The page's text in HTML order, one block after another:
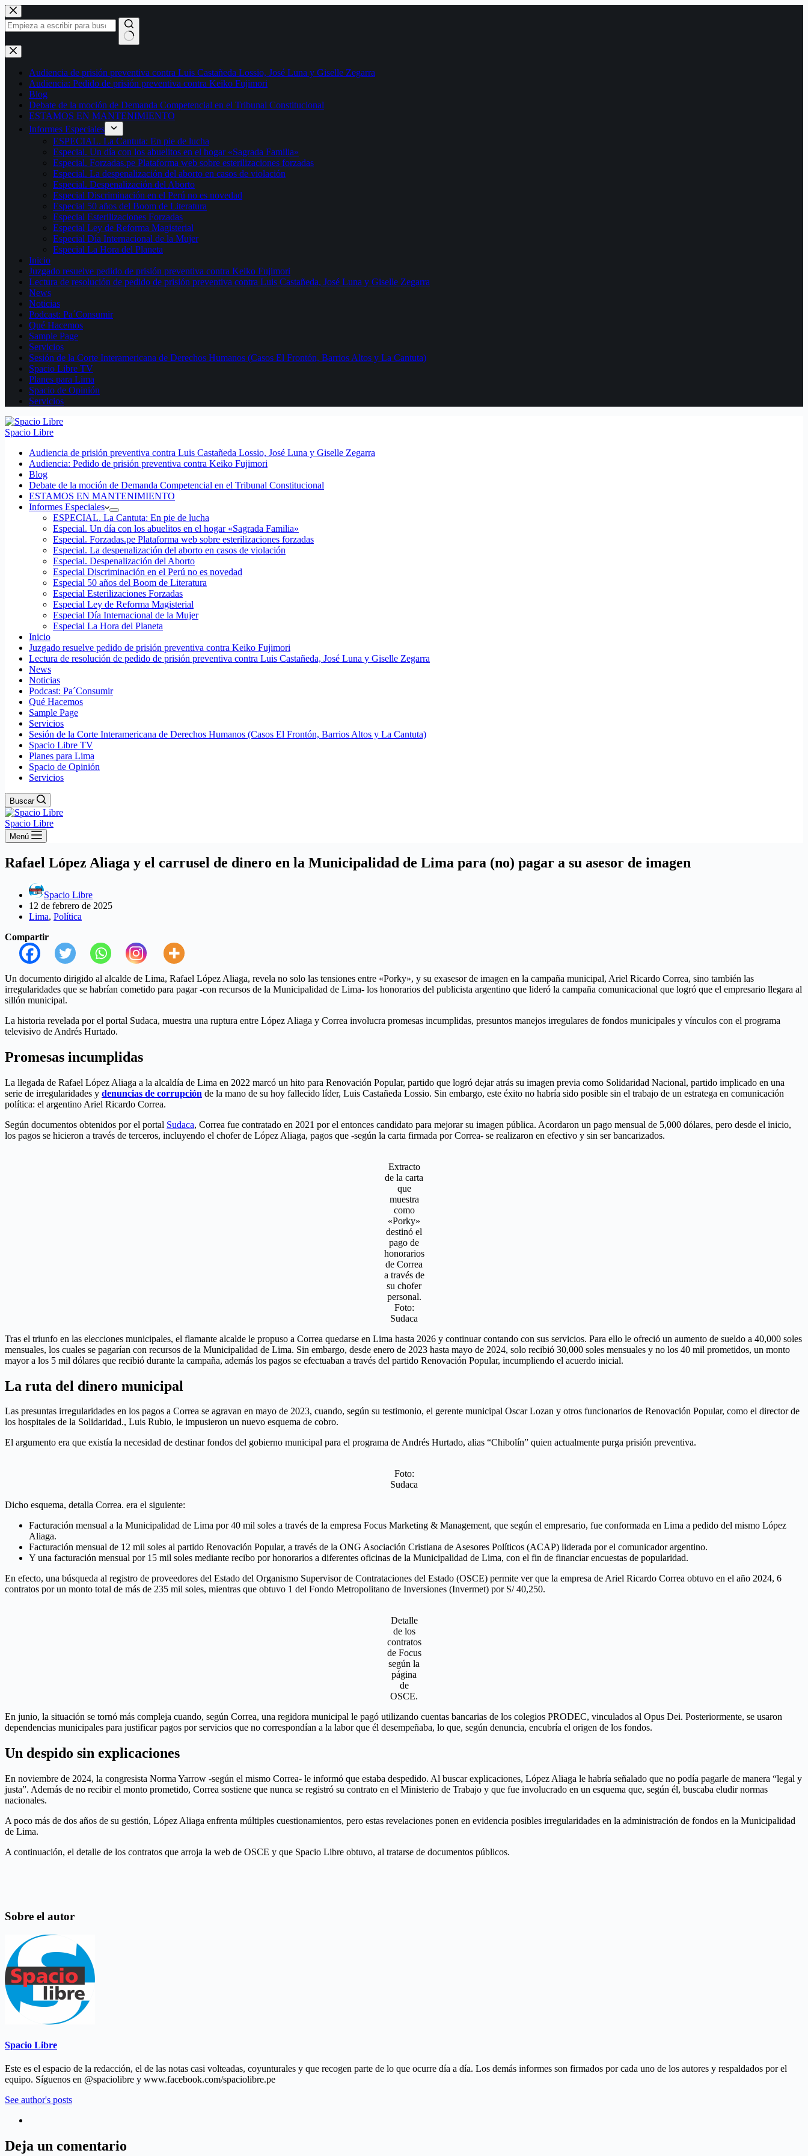
Saltar
al
contenido
Sin
resultados
Audiencia de prisión preventiva contra Luis Castañeda Lossio, José Luna y Giselle Zegarra
Audiencia: Pedido de prisión preventiva contra Keiko Fujimori
Blog
Debate de la moción de Demanda Competencial en el Tribunal Constitucional
ESTAMOS EN MANTENIMIENTO
Informes Especiales
ESPECIAL. La Cantuta: En pie de lucha
Especial. Un día con los abuelitos en el hogar «Sagrada Familia»
Especial. Forzadas.pe Plataforma web sobre esterilizaciones forzadas
Especial. La despenalización del aborto en casos de violación
Especial. Despenalización del Aborto
Especial Discriminación en el Perú no es novedad
Especial 50 años del Boom de Literatura
Especial Esterilizaciones Forzadas
Especial Ley de Reforma Magisterial
Especial Día Internacional de la Mujer
Especial La Hora del Planeta
Inicio
Juzgado resuelve pedido de prisión preventiva contra Keiko Fujimori
Lectura de resolución de pedido de prisión preventiva contra Luis Castañeda, José Luna y Giselle Zegarra
News
Noticias
Podcast: Pa´Consumir
Qué Hacemos
Sample Page
Servicios
Sesión de la Corte Interamericana de Derechos Humanos (Casos El Frontón, Barrios Altos y La Cantuta)
Spacio Libre TV
Planes para Lima
Spacio de Opinión
Servicios
Spacio Libre
Audiencia de prisión preventiva contra Luis Castañeda Lossio, José Luna y Giselle Zegarra
Audiencia: Pedido de prisión preventiva contra Keiko Fujimori
Blog
Debate de la moción de Demanda Competencial en el Tribunal Constitucional
ESTAMOS EN MANTENIMIENTO
Informes Especiales
ESPECIAL. La Cantuta: En pie de lucha
Especial. Un día con los abuelitos en el hogar «Sagrada Familia»
Especial. Forzadas.pe Plataforma web sobre esterilizaciones forzadas
Especial. La despenalización del aborto en casos de violación
Especial. Despenalización del Aborto
Especial Discriminación en el Perú no es novedad
Especial 50 años del Boom de Literatura
Especial Esterilizaciones Forzadas
Especial Ley de Reforma Magisterial
Especial Día Internacional de la Mujer
Especial La Hora del Planeta
Inicio
Juzgado resuelve pedido de prisión preventiva contra Keiko Fujimori
Lectura de resolución de pedido de prisión preventiva contra Luis Castañeda, José Luna y Giselle Zegarra
News
Noticias
Podcast: Pa´Consumir
Qué Hacemos
Sample Page
Servicios
Sesión de la Corte Interamericana de Derechos Humanos (Casos El Frontón, Barrios Altos y La Cantuta)
Spacio Libre TV
Planes para Lima
Spacio de Opinión
Servicios
Buscar
Spacio Libre
Menú
Rafael López Aliaga y el carrusel de dinero en la Municipalidad de Lima para (no) pagar a su asesor de imagen
Spacio Libre
12 de febrero de 2025
Lima, Política
Compartir
Un documento dirigido al alcalde de Lima, Rafael López Aliaga, revela no solo las tensiones entre «Porky», y su exasesor de imagen en la campaña municipal, Ariel Ricardo Correa, sino también las
irregularidades que se habrían cometido para pagar -con recursos de la Municipalidad de Lima- los honorarios del publicista argentino que lideró la campaña comunicacional que logró que el empresario llegara al
sillón municipal.
La historia revelada por el portal Sudaca, muestra una ruptura entre López Aliaga y Correa involucra promesas incumplidas, presuntos manejos irregulares de fondos municipales y vínculos con el programa
televisivo de Andrés Hurtado.
Promesas incumplidas
La llegada de Rafael López Aliaga a la alcaldía de Lima en 2022 marcó un hito para Renovación Popular, partido que logró dejar atrás su imagen previa como Solidaridad Nacional, partido implicado en una
serie de irregularidades y denuncias de corrupción de la mano de su hoy fallecido líder, Luis Castañeda Lossio. Sin embargo, este éxito no habría sido posible sin el trabajo de un estratega en comunicación
política: el argentino Ariel Ricardo Correa.
Según documentos obtenidos por el portal Sudaca, Correa fue contratado en 2021 por el entonces candidato para mejorar su imagen pública. Acordaron un pago mensual de 5,000 dólares, pero desde el inicio,
los pagos se hicieron a través de terceros, incluyendo el chofer de López Aliaga, pagos que -según la carta firmada por Correa- se realizaron en efectivo y sin ser bancarizados.
Extracto
de la carta
que
muestra
como
«Porky»
destinó el
pago de
honorarios
de Correa
a través de
su chofer
personal.
Foto:
Sudaca
Tras el triunfo en las elecciones municipales, el flamante alcalde le propuso a Correa quedarse en Lima hasta 2026 y continuar contando con sus servicios. Para ello le ofreció un aumento de sueldo a 40,000 soles
mensuales, los cuales se pagarían con recursos de la Municipalidad de Lima. Sin embargo, desde enero de 2023 hasta mayo de 2024, solo recibió 30,000 soles mensuales y no los 40 mil prometidos, un monto
mayor a los 5 mil dólares que recibió durante la campaña, además los pagos se efectuaban a través del partido Renovación Popular, incumpliendo el acuerdo inicial.
La ruta del dinero municipal
Las presuntas irregularidades en los pagos a Correa se agravan en mayo de 2023, cuando, según su testimonio, el gerente municipal Oscar Lozan y otros funcionarios de Renovación Popular, como el director de
los hospitales de la Solidaridad., Luis Rubio, le impusieron un nuevo esquema de cobro.
El argumento era que existía la necesidad de destinar fondos del gobierno municipal para el programa de Andrés Hurtado, alias “Chibolín” quien actualmente purga prisión preventiva.
Foto:
Sudaca
Dicho esquema, detalla Correa. era el siguiente:
Facturación mensual a la Municipalidad de Lima por 40 mil soles a través de la empresa Focus Marketing & Management, que según el empresario, fue conformada en Lima a pedido del mismo López
Aliaga.
Facturación mensual de 12 mil soles al partido Renovación Popular, a través de la ONG Asociación Cristiana de Asesores Políticos (ACAP) liderada por el comunicador argentino.
Y una facturación mensual por 15 mil soles mediante recibo por honorarios a diferentes oficinas de la Municipalidad de Lima, con el fin de financiar encuestas de popularidad.
En efecto, una búsqueda al registro de proveedores del Estado del Organismo Supervisor de Contrataciones del Estado (OSCE) permite ver que la empresa de Ariel Ricardo Correa obtuvo en el año 2024, 6
contratos por un monto total de más de 235 mil soles, mientras que obtuvo 1 del Fondo Metropolitano de Inversiones (Invermet) por S/ 40,250.
Detalle
de los
contratos
de Focus
según la
página
de
OSCE.
En junio, la situación se tornó más compleja cuando, según Correa, una regidora municipal le pagó utilizando cuentas bancarias de los colegios PRODEC, vinculados al Opus Dei. Posteriormente, se usaron
dependencias municipales para justificar pagos por servicios que no correspondían a la labor que él desempeñaba, lo que, según denuncia, encubría el origen de los fondos.
Un despido sin explicaciones
En noviembre de 2024, la congresista Norma Yarrow -según el mismo Correa- le informó que estaba despedido. Al buscar explicaciones, López Aliaga le habría señalado que no podía pagarle de manera “legal y
justa”. Además de no recibir el monto prometido, Correa sostiene que nunca se registró su contrato en el Ministerio de Trabajo y que fue involucrado en un esquema que, según él, buscaba eludir normas
nacionales.
A poco más de dos años de su gestión, López Aliaga enfrenta múltiples cuestionamientos, pero estas revelaciones ponen en evidencia posibles irregularidades en la administración de fondos en la Municipalidad
de Lima.
A continuación, el detalle de los contratos que arroja la web de OSCE y que Spacio Libre obtuvo, al tratarse de documentos públicos.
Sobre el autor
Spacio Libre
Este es el espacio de la redacción, el de las notas casi volteadas, coyunturales y que recogen parte de lo que ocurre día a día. Los demás informes son firmados por cada uno de los autores y respaldados por el
equipo. Síguenos en @spaciolibre y www.facebook.com/spaciolibre.pe
See author's posts
Deja un comentario